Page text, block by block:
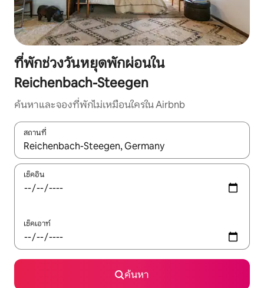
ที่พักช่วงวันหยุดพักผ่อนใน
Reichenbach-Steegen
ค้นหาและจองที่พักไม่เหมือนใครใน Airbnb
สถานที่
ใช้ลูกศรขึ้นลง หรือใช้การสัมผัสหรือปัด เพื่อสำรวจผลการค้นหา
เช็คอิน
เช็คเอาท์
ค้นหา